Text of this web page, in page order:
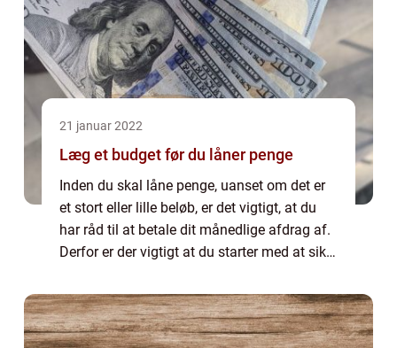
21 januar 2022
Læg et budget før du låner penge
Inden du skal låne penge, uanset om det er
et stort eller lille beløb, er det vigtigt, at du
har råd til at betale dit månedlige afdrag af.
Derfor er der vigtigt at du starter med at sikre
derfor ned hvad ...